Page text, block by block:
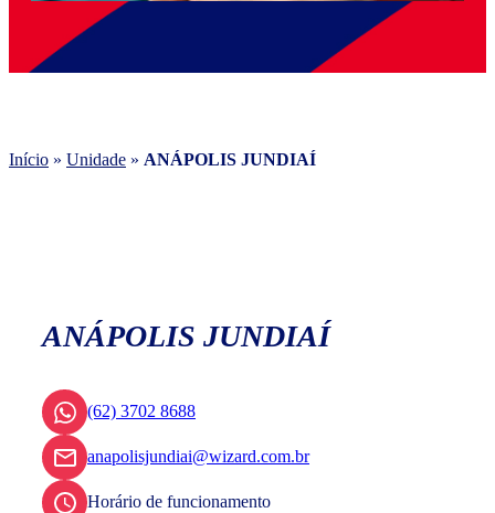
Início » Unidade » ANÁPOLIS JUNDIAÍ
ANÁPOLIS JUNDIAÍ
(62) 3702 8688
anapolisjundiai@wizard.com.br
Horário de funcionamento